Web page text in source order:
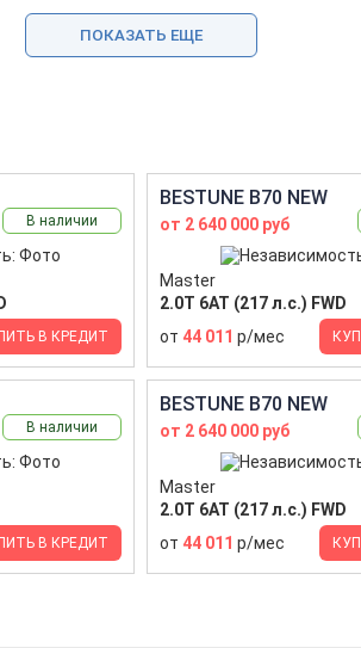
ПОКАЗАТЬ ЕЩЕ
В наличии
В КРЕДИТ
BESTUNE B70 NEW
от 2 640 000 руб
Master
2.0T 6AT (217 л.с.) FWD
от 44 011 р/мес
В наличии
В КРЕДИТ
BESTUNE B70 NEW
от 2 640 000 руб
Master
2.0T 6AT (217 л.с.) FWD
от 44 011 р/мес